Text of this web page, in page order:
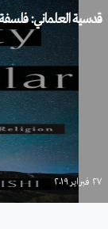
۲۷ فبراير ۲۰۱۹
قدسية العلماني: فلسفة